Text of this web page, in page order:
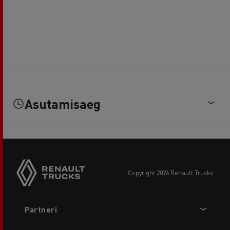
Asutamisaeg
copyright 2026 Renault Trucks
menu
Partneri